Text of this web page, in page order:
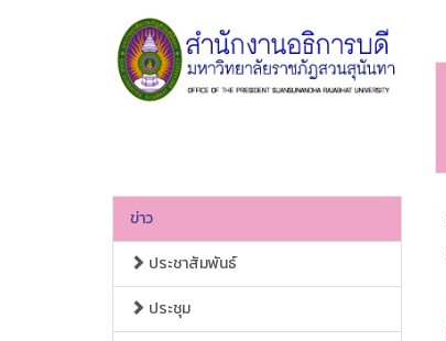
ข่าว
ประชาสัมพันธ์
ประชุม